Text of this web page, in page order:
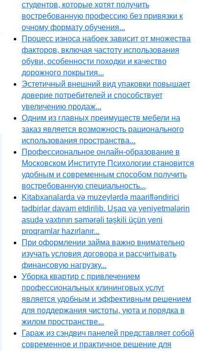
студентов, которые хотят получить
востребованную профессию без привязки к
очному формату обучения...
Процесс износа набоек зависит от множества
факторов, включая частоту использования
обуви, особенности походки и качество
дорожного покрытия...
Эстетичный внешний вид упаковки повышает
доверие потребителей и способствует
увеличению продаж...
Одним из главных преимуществ мебели на
заказ является возможность рационального
использования пространства...
Профессиональное онлайн-образование в
Московском Институте Психологии становится
удобным и современным способом получить
востребованную специальность...
Kitabxanalarda və muzeylərdə maarifləndirici
tədbirlər davam etdirilib. Uşaq və yeniyetmələrin
asudə vaxtının səmərəli təşkili üçün yeni
proqramlar hazırlanır...
При оформлении займа важно внимательно
изучать условия договора и рассчитывать
финансовую нагрузку...
Уборка квартир с привлечением
профессиональных клининговых услуг
является удобным и эффективным решением
для поддержания чистоты, уюта и порядка в
жилом пространстве...
Гараж из сэндвич панелей представляет собой
современное и практичное решение для